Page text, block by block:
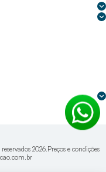
18:00
2026.Preços e condições